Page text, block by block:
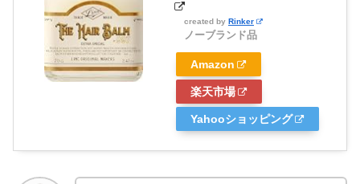
created by Rinker
ノーブランド品
Amazon
楽天市場
Yahooショッピング